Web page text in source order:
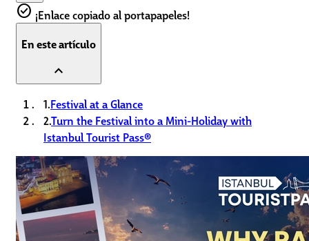
check_circle ¡Enlace copiado al portapapeles!
En este artículo
expand_less
1.Festival at a Glance
2.Turn the Festival into a Mini-Holiday with
Istanbul Tourist Pass®